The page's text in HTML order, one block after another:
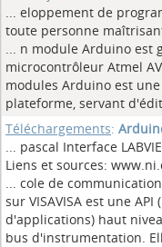
... eloppement de
toute personne
... n module Arduino est
microcontrôleur Atmel
modules Arduino est
plateforme, servant
Téléchargements:
... pascal Interface
Liens et sources:
... cole de
sur VISAVISA est une
d'applications) haut
bus d'instrumentation.